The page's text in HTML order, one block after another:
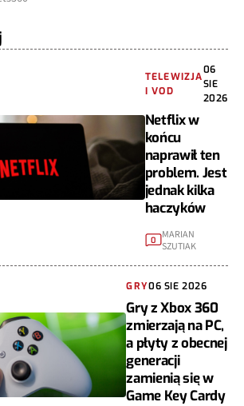
TELEWIZJA
I VOD
06
SIE
2026
Netflix w
końcu
naprawił ten
problem. Jest
jednak kilka
haczyków
0
MARIAN
SZUTIAK
GRY06 SIE 2026
Gry z Xbox 360
zmierzają na PC,
a płyty z obecnej
generacji
zamienią się w
Game Key Cardy